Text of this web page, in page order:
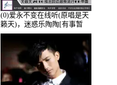
(0)爱永不变在线听(原唱是天
籁天)，迷惑乐陶陶[有事暂
离]演唱点播:27678次